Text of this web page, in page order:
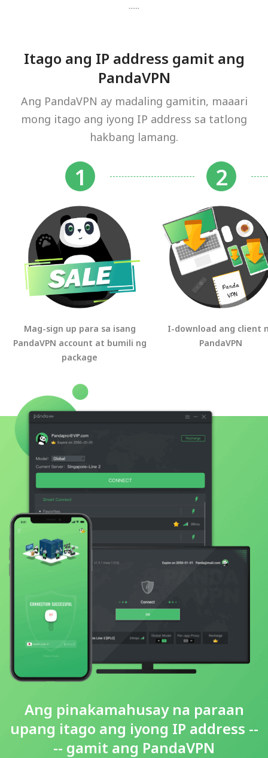
......
Itago ang IP address gamit ang
PandaVPN
Ang PandaVPN ay madaling gamitin, maaari
mong itago ang iyong IP address sa tatlong
hakbang lamang.
Mag-sign up para sa isang
PandaVPN account at bumili ng
package
I-download ang client
PandaVPN
Ang pinakamahusay na paraan
upang itago ang iyong IP address --
-- gamit ang PandaVPN